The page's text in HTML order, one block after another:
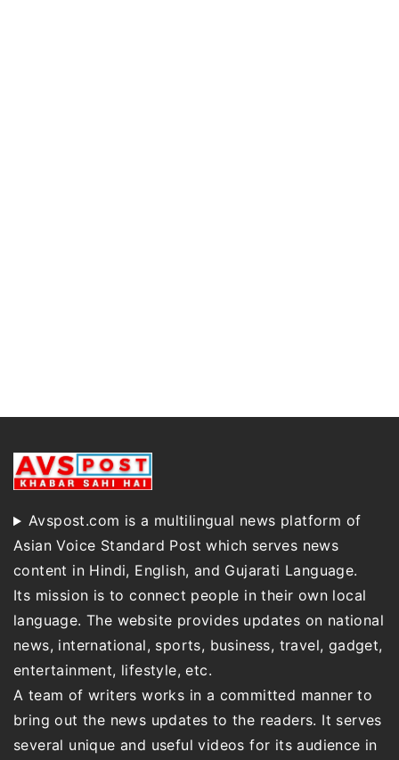
Avspost.com is a multilingual news platform of
Asian Voice Standard Post which serves news
content in Hindi, English, and Gujarati Language.
Its mission is to connect people in their own local
language. The website provides updates on national
news, international, sports, business, travel, gadget,
entertainment, lifestyle, etc.
A team of writers works in a committed manner to
bring out the news updates to the readers. It serves
several unique and useful videos for its audience in